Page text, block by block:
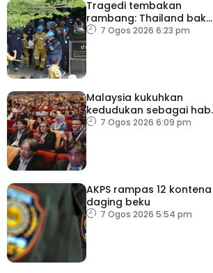
Tragedi tembakan
rambang: Thailand bakal
umum pelan tindakan
7 Ogos 2026 6:23 pm
Malaysia kukuhkan
kedudukan sebagai hab
acara perniagaan
7 Ogos 2026 6:09 pm
AKPS rampas 12 kontena
daging beku
7 Ogos 2026 5:54 pm